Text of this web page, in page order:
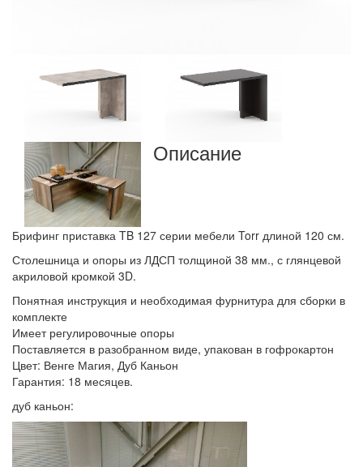
Описание
Брифинг приставка TB 127 серии мебели Torr длиной 120 см.
Столешница и опоры из ЛДСП толщиной 38 мм., с глянцевой
акриловой кромкой 3D.
Понятная инструкция и необходимая фурнитура для сборки в
комплекте
Имеет регулировочные опоры
Поставляется в разобранном виде, упакован в гофрокартон
Цвет: Венге Магия, Дуб Каньон
Гарантия: 18 месяцев.
дуб каньон: